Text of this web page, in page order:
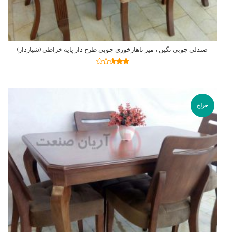
صندلی چوبی نگین ، میز ناهارخوری چوبی طرح دار پایه خراطی (شیاردار)
اطلاعات بیشتر
حراج